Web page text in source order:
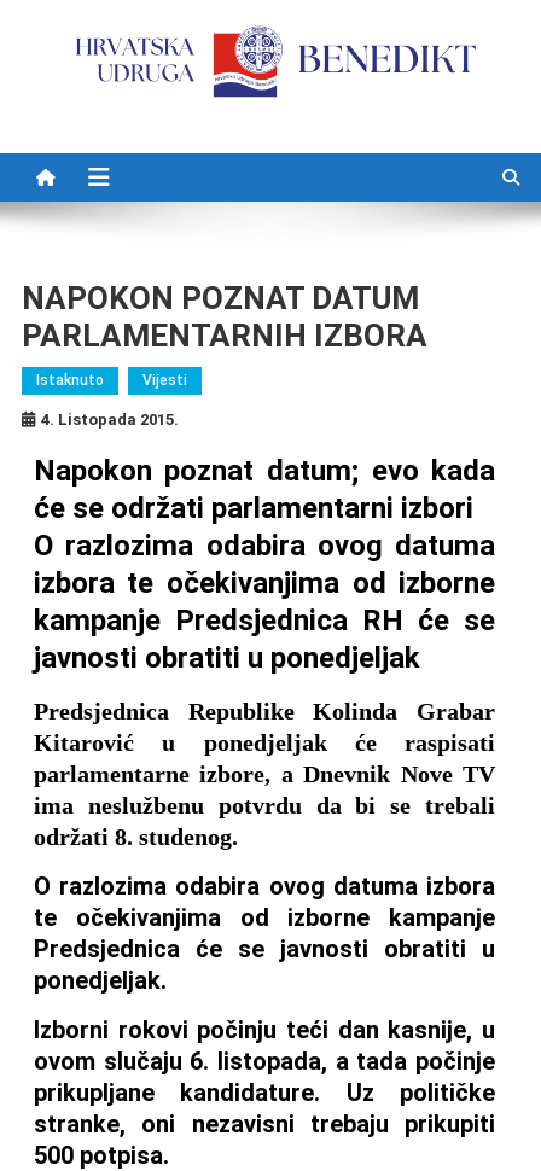
NAPOKON POZNAT DATUM
PARLAMENTARNIH IZBORA
Istaknuto Vijesti
4. Listopada 2015.
Napokon poznat datum; evo kada
će se održati parlamentarni izbori
O razlozima odabira ovog datuma
izbora te očekivanjima od izborne
kampanje Predsjednica RH će se
javnosti obratiti u ponedjeljak
Predsjednica Republike Kolinda Grabar
Kitarović u ponedjeljak će raspisati
parlamentarne izbore, a Dnevnik Nove TV
ima neslužbenu potvrdu da bi se trebali
održati 8. studenog.
O razlozima odabira ovog datuma izbora
te očekivanjima od izborne kampanje
Predsjednica će se javnosti obratiti u
ponedjeljak.
Izborni rokovi počinju teći dan kasnije, u
ovom slučaju 6. listopada, a tada počinje
prikupljane kandidature. Uz političke
stranke, oni nezavisni trebaju prikupiti
500 potpisa.